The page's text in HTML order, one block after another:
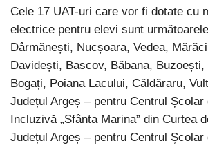
Cele 17 UAT-uri care vor fi dotate cu
electrice pentru elevi sunt
Dârmănești, Nucșoara, Vedea,
Davidești, Bascov, Băbana, Buzoești,
Bogați, Poiana Lacului, Căldăraru,
Județul Argeș – pentru Centrul Școlar
Incluzivă „Sfânta Marina” din Curtea
Județul Argeș – pentru Centrul Școlar